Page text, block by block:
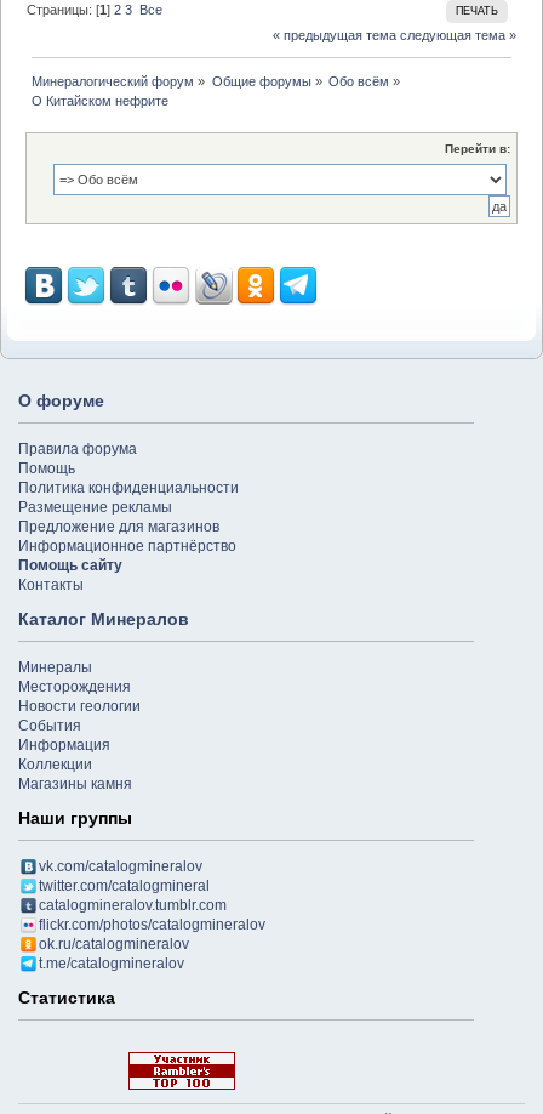
ПЕЧАТЬ
Страницы: [1]2 3
Все
« предыдущая тема следующая тема »
Минералогический форум » Общие форумы» Обо всём »
О Китайском нефрите
Перейти в:
О форуме
Правила форума
Помощь
Политика конфиденциальности
Размещение рекламы
Предложение для магазинов
Информационное партнёрство
Помощь сайту
Контакты
Каталог Минералов
Минералы
Месторождения
Новости геологии
События
Информация
Коллекции
Магазины камня
Наши группы
vk.com/catalogmineralov
twitter.com/catalogmineral
catalogmineralov.tumblr.com
flickr.com/photos/catalogmineralov
ok.ru/catalogmineralov
t.me/catalogmineralov
Статистика